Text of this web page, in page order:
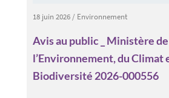
18 juin 2026/ Environnement
Avis au public _ Ministère de
l’Environnement, du Climat
Biodiversité 2026-000556